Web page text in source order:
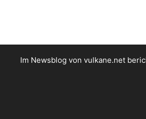
Im Newsblog von vulkane.net